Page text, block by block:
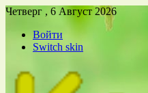
Четверг , 6 Август 2026
Войти
Switch skin